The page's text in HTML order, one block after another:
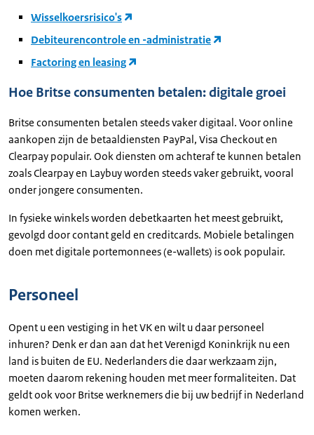
Wisselkoersrisico's
Debiteurencontrole en -administratie
Factoring en leasing
Hoe Britse consumenten betalen: digitale groei
Britse consumenten betalen steeds vaker digitaal. Voor online
aankopen zijn de betaaldiensten PayPal, Visa Checkout en
Clearpay populair. Ook diensten om achteraf te kunnen betalen
zoals Clearpay en Laybuy worden steeds vaker gebruikt, vooral
onder jongere consumenten.
In fysieke winkels worden debetkaarten het meest gebruikt,
gevolgd door contant geld en creditcards. Mobiele betalingen
doen met digitale portemonnees (e-wallets) is ook populair.
Personeel
Opent u een vestiging in het VK en wilt u daar personeel
inhuren? Denk er dan aan dat het Verenigd Koninkrijk nu een
land is buiten de EU. Nederlanders die daar werkzaam zijn,
moeten daarom rekening houden met meer formaliteiten. Dat
geldt ook voor Britse werknemers die bij uw bedrijf in Nederland
komen werken.